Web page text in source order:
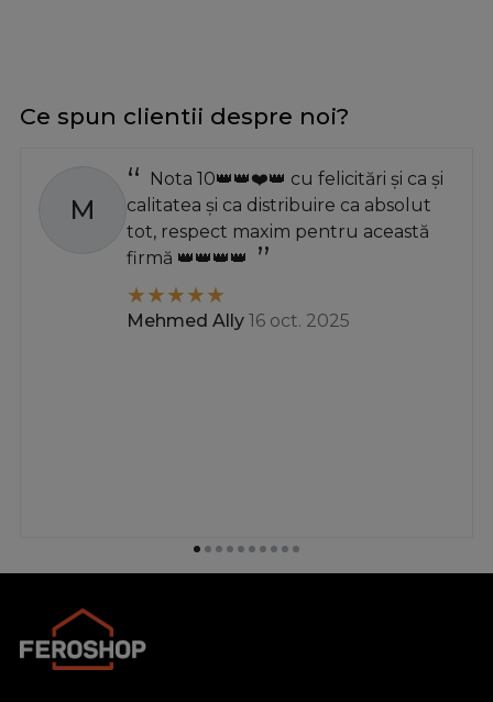
Ce spun clientii despre noi?
M
Nota 10👑👑❤️👑 cu felicitări și ca și
calitatea și ca distribuire ca absolut
tot, respect maxim pentru această
firmă 👑👑👑👑
Mehmed Ally 16 oct. 2025